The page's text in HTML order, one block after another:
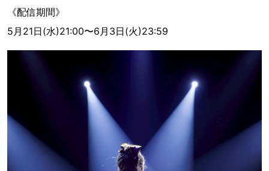
《配信期間》
5月21日(水)21:00〜6月3日(火)23:59